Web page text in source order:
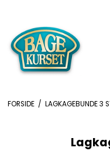
FORSIDE / LAGKAGEBUNDE 3